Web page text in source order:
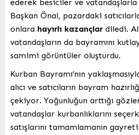
ederek besiciler ve
Başkan Önal, pazardaki
onlara hayırlı kazançlar diledi.
vatandaşların da bayramını
samimi görüntüler oluşturdu.
Kurban Bayramı’nın
alıcı ve satıcıların bayram
çekiyor. Yoğunluğun arttığı
vatandaşlar kurbanlıklarını
satışlarını tamamlamanın